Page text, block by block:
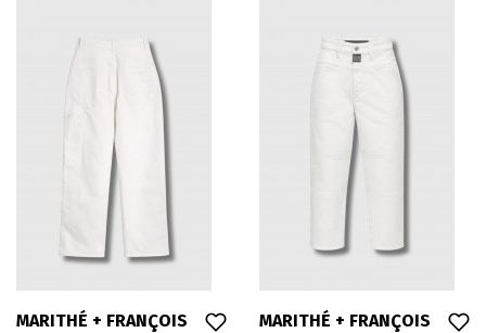
MARITHÉ + FRANÇOIS
MARITHÉ + FRANÇOIS